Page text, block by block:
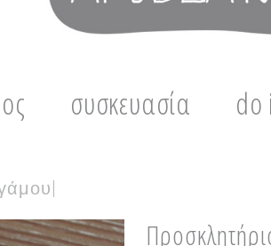
συσκευασία do